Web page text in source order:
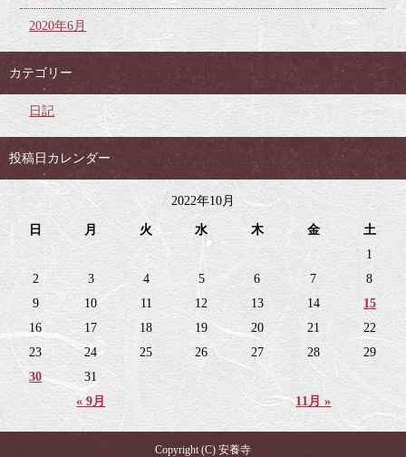
2020年6月
カテゴリー
日記
投稿日カレンダー
2022年10月
日 月 火 水 木 金 土
« 9月 11月 »
1
2
3 4 5 6 7
8
9
10 11 12 13 14
15
16
17 18 19 20 21
22
23
24 25 26 27 28
29
30
31
Copyright (C) 安養寺